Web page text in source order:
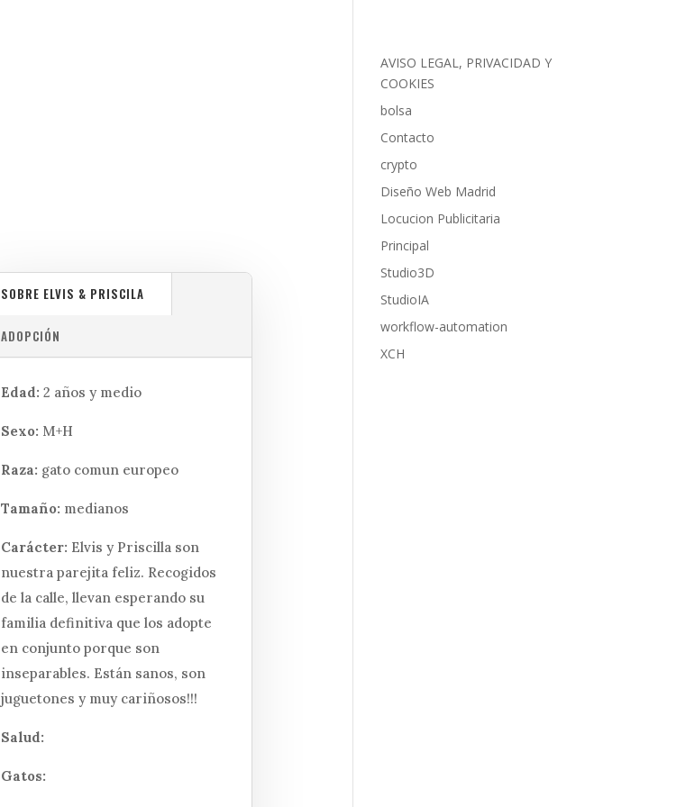
SOBRE ELVIS & PRISCILA
ADOPCIÓN
Edad: 2 años y medio
Sexo: M+H
Raza: gato comun europeo
Tamaño: medianos
Carácter: Elvis y Priscilla son
nuestra parejita feliz. Recogidos
de la calle, llevan esperando su
familia definitiva que los adopte
en conjunto porque son
inseparables. Están sanos, son
juguetones y muy cariñosos!!!
Salud:
Gatos:
AVISO LEGAL, PRIVACIDAD Y
COOKIES
bolsa
Contacto
crypto
Diseño Web Madrid
Locucion Publicitaria
Principal
Studio3D
StudioIA
workflow-automation
XCH